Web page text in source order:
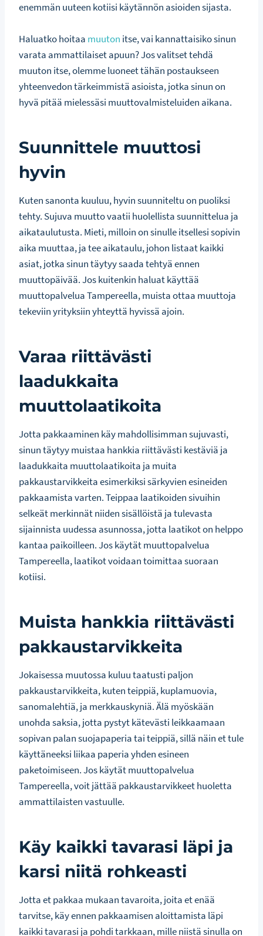
enemmän uuteen kotiisi käytännön asioiden sijasta.
Haluatko hoitaa muuton itse, vai kannattaisiko sinun
varata ammattilaiset apuun? Jos valitset tehdä
muuton itse, olemme luoneet tähän postaukseen
yhteenvedon tärkeimmistä asioista, jotka sinun on
hyvä pitää mielessäsi muuttovalmisteluiden aikana.
Suunnittele muuttosi
hyvin
Kuten sanonta kuuluu, hyvin suunniteltu on puoliksi
tehty. Sujuva muutto vaatii huolellista suunnittelua ja
aikataulutusta. Mieti, milloin on sinulle itsellesi sopivin
aika muuttaa, ja tee aikataulu, johon listaat kaikki
asiat, jotka sinun täytyy saada tehtyä ennen
muuttopäivää. Jos kuitenkin haluat käyttää
muuttopalvelua Tampereella, muista ottaa muuttoja
tekeviin yrityksiin yhteyttä hyvissä ajoin.
Varaa riittävästi
laadukkaita
muuttolaatikoita
Jotta pakkaaminen käy mahdollisimman sujuvasti,
sinun täytyy muistaa hankkia riittävästi kestäviä ja
laadukkaita muuttolaatikoita ja muita
pakkaustarvikkeita esimerkiksi särkyvien esineiden
pakkaamista varten. Teippaa laatikoiden sivuihin
selkeät merkinnät niiden sisällöistä ja tulevasta
sijainnista uudessa asunnossa, jotta laatikot on helppo
kantaa paikoilleen. Jos käytät muuttopalvelua
Tampereella, laatikot voidaan toimittaa suoraan
kotiisi.
Muista hankkia riittävästi
pakkaustarvikkeita
Jokaisessa muutossa kuluu taatusti paljon
pakkaustarvikkeita, kuten teippiä, kuplamuovia,
sanomalehtiä, ja merkkauskyniä. Älä myöskään
unohda saksia, jotta pystyt kätevästi leikkaamaan
sopivan palan suojapaperia tai teippiä, sillä näin et tule
käyttäneeksi liikaa paperia yhden esineen
paketoimiseen. Jos käytät muuttopalvelua
Tampereella, voit jättää pakkaustarvikkeet huoletta
ammattilaisten vastuulle.
Käy kaikki tavarasi läpi ja
karsi niitä rohkeasti
Jotta et pakkaa mukaan tavaroita, joita et enää
tarvitse, käy ennen pakkaamisen aloittamista läpi
kaikki tavarasi ja pohdi tarkkaan, mille niistä sinulla on